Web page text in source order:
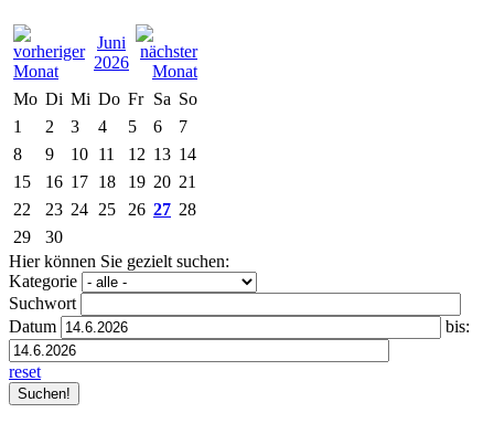
Juni
2026
Mo Di Mi Do Fr Sa So
1
2 3 4 5 6
7
8
9 10 11 12 13 14
15
16 17 18 19 20 21
22
23 24 25 26 27 28
29
30
Hier können Sie gezielt suchen:
Kategorie
Suchwort
Datum
bis:
reset